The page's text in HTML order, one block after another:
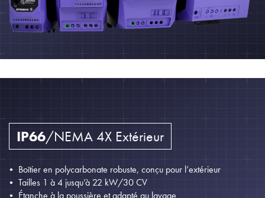
IP66/NEMA 4X Extérieur
Boîtier en polycarbonate robuste, conçu pour l’extérieur
Tailles 1 à 4 jusqu’à 22 kW/30 CV
Étanche à la poussière et adapté au lavage